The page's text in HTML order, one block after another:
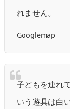
れません。
Googlemap
子どもを連れ
いう遊具は白